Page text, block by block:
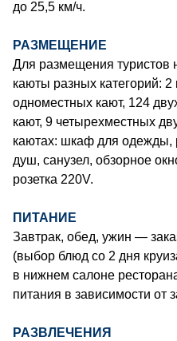
до 25,5 км/ч.
РАЗМЕЩЕНИЕ
Для размещения туристов
каюты разных категорий:
одноместных кают, 124
кают, 9 четырехместных
каютах: шкаф для одежды,
душ, санузел, обзорное
розетка 220V.
ПИТАНИЕ
Завтрак, обед, ужин —
(выбор блюд со 2 дня
в нижнем салоне
питания в зависимости от
РАЗВЛЕЧЕНИЯ